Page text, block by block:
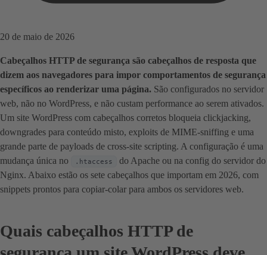
20 de maio de 2026
Cabeçalhos HTTP de segurança são cabeçalhos de resposta que
dizem aos navegadores para impor comportamentos de segurança
específicos ao renderizar uma página. São configurados no servidor
web, não no WordPress, e não custam performance ao serem ativados.
Um site WordPress com cabeçalhos corretos bloqueia clickjacking,
downgrades para conteúdo misto, exploits de MIME-sniffing e uma
grande parte de payloads de cross-site scripting. A configuração é uma
mudança única no
.htaccess
do Apache ou na config do servidor do
Nginx. Abaixo estão os sete cabeçalhos que importam em 2026, com
snippets prontos para copiar-colar para ambos os servidores web.
Quais cabeçalhos HTTP de